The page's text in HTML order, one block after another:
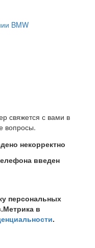
BMW
свяжется с вами в
вопросы.
некорректно
введен
персональных
в
.